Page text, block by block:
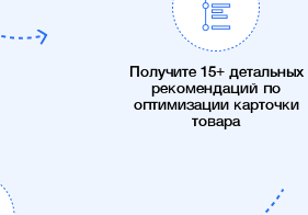
Получите 15+ детальных
рекомендаций по
оптимизации карточки
товара